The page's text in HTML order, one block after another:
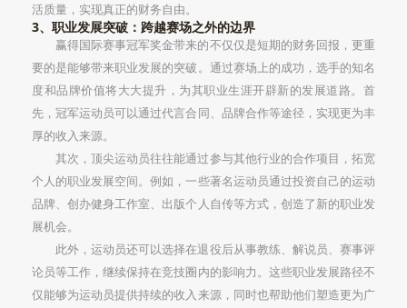
活质量，实现真正的财务自由。
3、职业发展突破：跨越赛场之外的边界
赢得国际赛事冠军奖金带来的不仅仅是短期的财务回报，更重
要的是能够带来职业发展的突破。通过赛场上的成功，选手的知名
度和品牌价值将大大提升，为其职业生涯开辟新的发展道路。首
先，冠军运动员可以通过代言合同、品牌合作等途径，实现更为丰
厚的收入来源。
其次，顶尖运动员往往能通过参与其他行业的合作项目，拓宽
个人的职业发展空间。例如，一些著名运动员通过投资自己的运动
品牌、创办健身工作室、出版个人自传等方式，创造了新的职业发
展机会。
此外，运动员还可以选择在退役后从事教练、解说员、赛事评
论员等工作，继续保持在竞技圈内的影响力。这些职业发展路径不
仅能够为运动员提供持续的收入来源，同时也帮助他们塑造更为广